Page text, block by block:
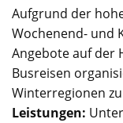
Aufgrund der
Wochenend- und
Angebote auf der
Busreisen
Winterregionen
Leistungen: